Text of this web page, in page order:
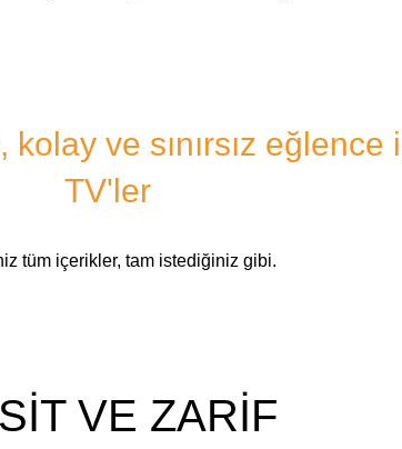
ve sınırsız eğlence
TV'ler
tüm içerikler, tam istediğiniz gibi.
VE ZARİF